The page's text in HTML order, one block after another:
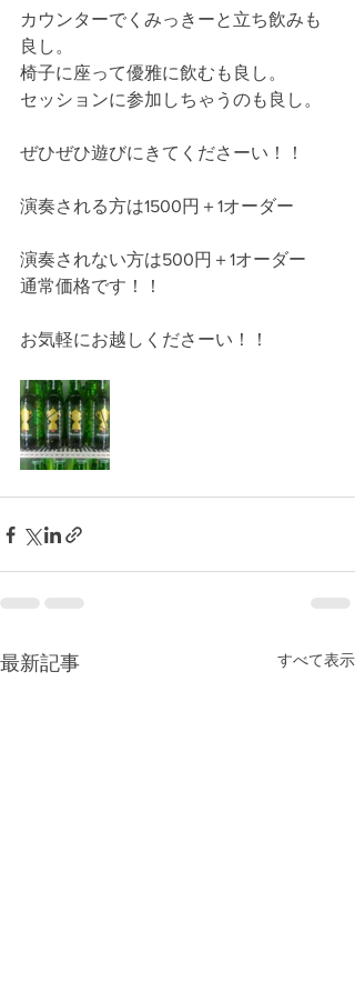
カウンターでくみっきーと立ち飲みも
良し。
椅子に座って優雅に飲むも良し。
セッションに参加しちゃうのも良し。
ぜひぜひ遊びにきてくださーい！！
演奏される方は1500円＋1オーダー
演奏されない方は500円＋1オーダー
通常価格です！！
お気軽にお越しくださーい！！
最新記事 すべて表示